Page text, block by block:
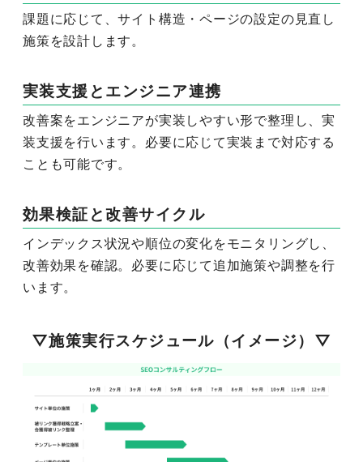
課題に応じて、サイト構造・ページの設定の見直し
施策を設計します。
実装支援とエンジニア連携
改善案をエンジニアが実装しやすい形で整理し、実
装支援を行います。必要に応じて実装まで対応する
ことも可能です。
効果検証と改善サイクル
インデックス状況や順位の変化をモニタリングし、
改善効果を確認。必要に応じて追加施策や調整を行
います。
▽施策実行スケジュール（イメージ）▽